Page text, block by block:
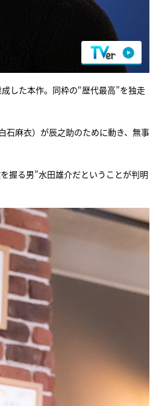
した本作。同枠の“歴代最高”を独走
石麻衣）が辰之助のために動き、無事
握る男”水田雄介だということが判明